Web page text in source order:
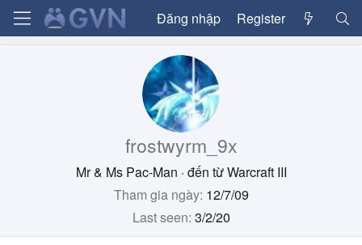
Đăng nhập Register
frostwyrm_9x
Mr & Ms Pac-Man · đến từWarcraft III
Tham gia ngày 12/7/09
Last seen 3/2/20